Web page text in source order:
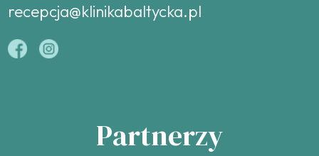
recepcja@klinikabaltycka.pl
Partnerzy